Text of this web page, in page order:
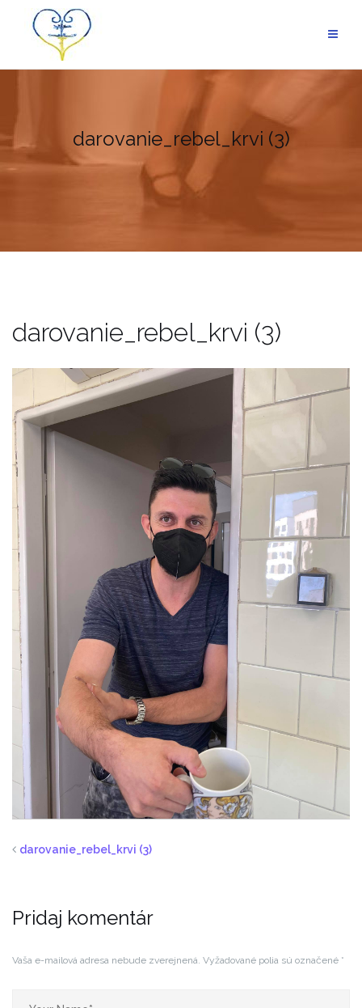
content
darovanie_rebel_krvi (3)
darovanie_rebel_krvi (3)
darovanie_rebel_krvi (3)
Pridaj komentár
Vaša e-mailová adresa nebude zverejnená. Vyžadované polia sú označené *